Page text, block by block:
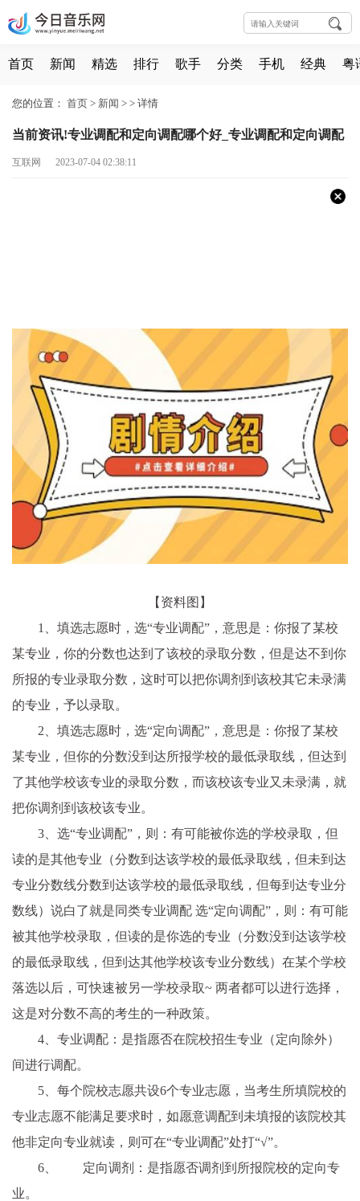
首页 新闻 精选 排行 歌手 分类 手机 经典 粤
您的位置： 首页 > 新闻 > > 详情
当前资讯!专业调配和定向调配哪个好_专业调配和定向调配
互联网 2023-07-04 02:38:11
【资料图】
1、填选志愿时，选“专业调配”，意思是：你报了某校
某专业，你的分数也达到了该校的录取分数，但是达不到你
所报的专业录取分数，这时可以把你调剂到该校其它未录满
的专业，予以录取。
2、填选志愿时，选“定向调配”，意思是：你报了某校
某专业，但你的分数没到达所报学校的最低录取线，但达到
了其他学校该专业的录取分数，而该校该专业又未录满，就
把你调剂到该校该专业。
3、选“专业调配”，则：有可能被你选的学校录取，但
读的是其他专业（分数到达该学校的最低录取线，但未到达
专业分数线分数到达该学校的最低录取线，但每到达专业分
数线）说白了就是同类专业调配 选“定向调配”，则：有可能
被其他学校录取，但读的是你选的专业（分数没到达该学校
的最低录取线，但到达其他学校该专业分数线）在某个学校
落选以后，可快速被另一学校录取~ 两者都可以进行选择，
这是对分数不高的考生的一种政策。
4、专业调配：是指愿否在院校招生专业（定向除外）
间进行调配。
5、每个院校志愿共设6个专业志愿，当考生所填院校的
专业志愿不能满足要求时，如愿意调配到未填报的该院校其
他非定向专业就读，则可在“专业调配”处打“√”。
6、 定向调剂：是指愿否调剂到所报院校的定向专
业。